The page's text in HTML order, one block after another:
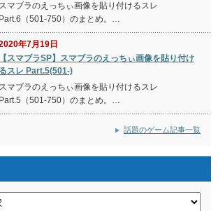
スマブラのえっちぃ画像を貼り付けるスレ
Part.6（501-750）のまとめ。…
年7月19日
【スマブラSP】スマブラのえっちぃ画像を貼り付け
るスレ Part.5(501-)
スマブラのえっちぃ画像を貼り付けるスレ
Part.5（501-750）のまとめ。…
話題のゲーム記事一覧